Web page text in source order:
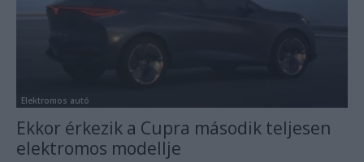
Elektromos autó
Ekkor érkezik a Cupra második teljesen
elektromos modellje